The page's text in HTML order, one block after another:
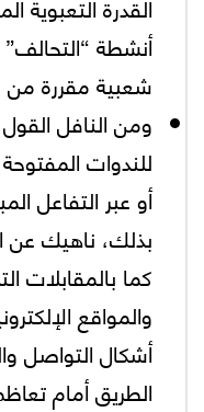
أنشطة
شعبية مقررة من
ومن النافل
للندوات
أو عبر التفاعل
بذلك، ناهيك عن
كما بالمقابلات
والمواقع
أشكال التواصل
الطريق أمام